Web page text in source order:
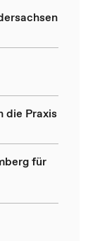
die Praxis
für